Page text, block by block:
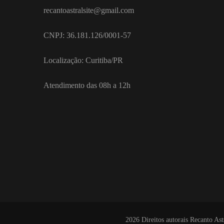
recantoastralsite@gmail.com
CNPJ: 36.181.126/0001-57
Localização: Curitiba/PR
Atendimento das 08h a 12h
2026 Direitos autorais Recanto